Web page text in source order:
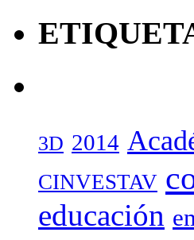
3D 2014
CINVESTAV
educación